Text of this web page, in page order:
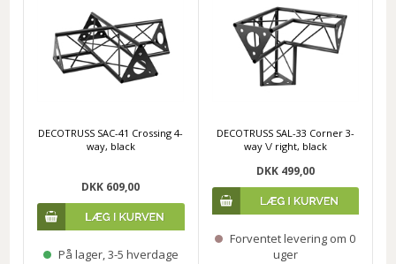
DECOTRUSS SAC-41 Crossing 4-
way, black
DKK 609,00
På lager, 3-5 hverdage
DECOTRUSS SAL-33 Corner 3-
way \/ right, black
DKK 499,00
Forventet levering om 0
uger